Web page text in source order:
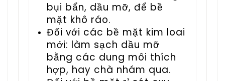
bụi bẩn, dầu mỡ, để bề
mặt khô ráo.
Đối với các bề mặt kim loai
mới: làm sạch dầu mỡ
bằng các dung môi thích
hợp, hay chà nhám qua.